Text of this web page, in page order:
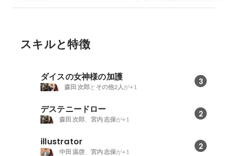
スキルと特徴
ダイスの女神様の加護 3
森田 次郎と その他2人が+1
デステニードロー 2
森田 次郎、 宮内 志保が+1
illustrator 2
中田 温啓、 宮内 志保が+1